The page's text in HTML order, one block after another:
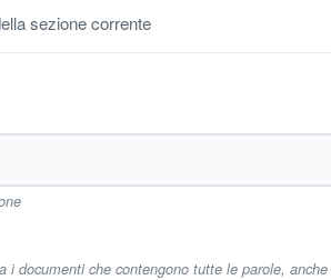
sezione corrente
documenti che contengono tutte le parole,